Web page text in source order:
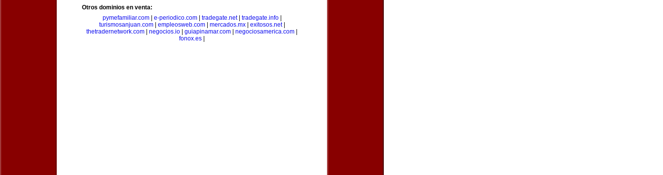
Otros dominios en venta:
pymefamiliar.com| e-periodico.com| tradegate.net| tradegate.info|
turismosanjuan.com| empleosweb.com| mercados.mx| exitosos.net|
thetradernetwork.com
negocios.io guiapinamar.com negociosamerica.com
fonox.es